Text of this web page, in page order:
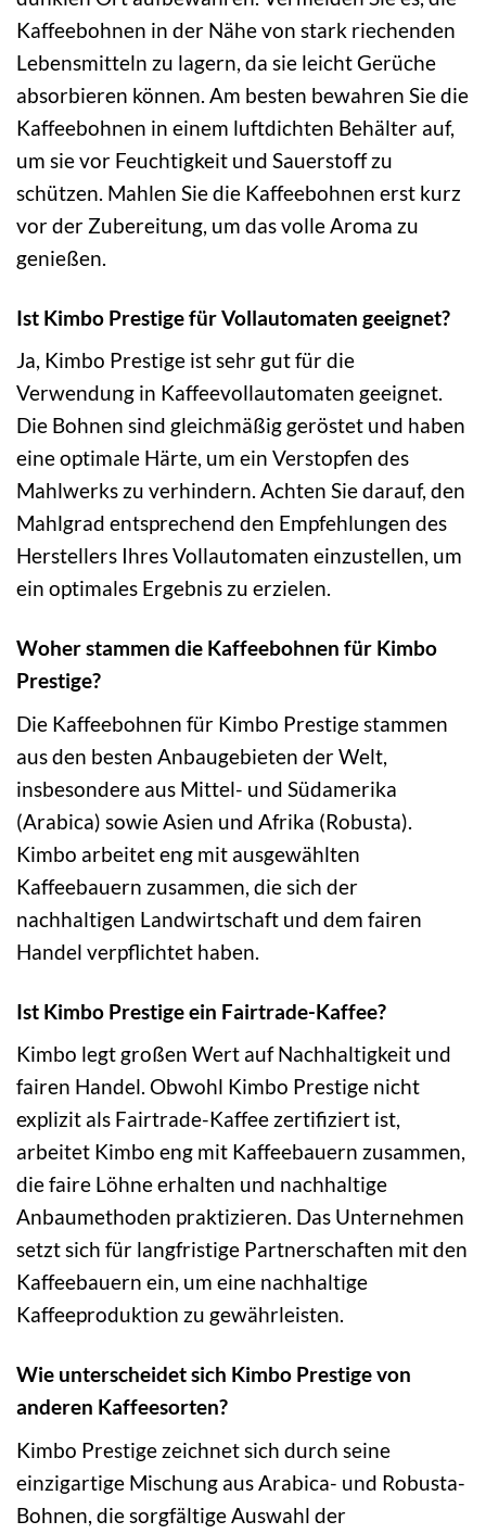
Kaffeebohnen in der Nähe von stark riechenden
Lebensmitteln zu lagern, da sie leicht Gerüche
absorbieren können. Am besten bewahren Sie die
Kaffeebohnen in einem luftdichten Behälter auf,
um sie vor Feuchtigkeit und Sauerstoff zu
schützen. Mahlen Sie die Kaffeebohnen erst kurz
vor der Zubereitung, um das volle Aroma zu
genießen.
Ist Kimbo Prestige für Vollautomaten geeignet?
Ja, Kimbo Prestige ist sehr gut für die
Verwendung in Kaffeevollautomaten geeignet.
Die Bohnen sind gleichmäßig geröstet und haben
eine optimale Härte, um ein Verstopfen des
Mahlwerks zu verhindern. Achten Sie darauf, den
Mahlgrad entsprechend den Empfehlungen des
Herstellers Ihres Vollautomaten einzustellen, um
ein optimales Ergebnis zu erzielen.
Woher stammen die Kaffeebohnen für Kimbo
Prestige?
Die Kaffeebohnen für Kimbo Prestige stammen
aus den besten Anbaugebieten der Welt,
insbesondere aus Mittel- und Südamerika
(Arabica) sowie Asien und Afrika (Robusta).
Kimbo arbeitet eng mit ausgewählten
Kaffeebauern zusammen, die sich der
nachhaltigen Landwirtschaft und dem fairen
Handel verpflichtet haben.
Ist Kimbo Prestige ein Fairtrade-Kaffee?
Kimbo legt großen Wert auf Nachhaltigkeit und
fairen Handel. Obwohl Kimbo Prestige nicht
explizit als Fairtrade-Kaffee zertifiziert ist,
arbeitet Kimbo eng mit Kaffeebauern zusammen,
die faire Löhne erhalten und nachhaltige
Anbaumethoden praktizieren. Das Unternehmen
setzt sich für langfristige Partnerschaften mit den
Kaffeebauern ein, um eine nachhaltige
Kaffeeproduktion zu gewährleisten.
Wie unterscheidet sich Kimbo Prestige von
anderen Kaffeesorten?
Kimbo Prestige zeichnet sich durch seine
einzigartige Mischung aus Arabica- und Robusta-
Bohnen, die sorgfältige Auswahl der